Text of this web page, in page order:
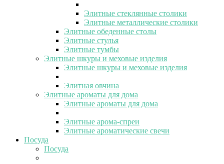
Элитные стеклянные столики
Элитные металлические столики
Элитные обеденные столы
Элитные стулья
Элитные тумбы
Элитные шкуры и меховые изделия
Элитные шкуры и меховые изделия
Элитная овчина
Элитные ароматы для дома
Элитные ароматы для дома
Элитные арома-спреи
Элитные ароматические свечи
Посуда
Посуда